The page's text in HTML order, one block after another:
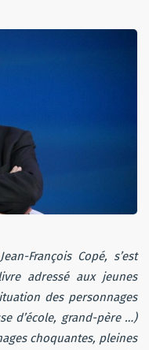
François Copé, s’est
adressé aux jeunes
des personnages
d’école, grand-père …)
choquantes, pleines